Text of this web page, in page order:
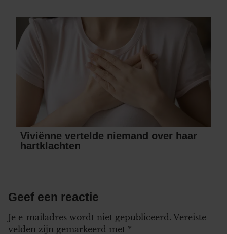
Viviënne vertelde niemand over haar
hartklachten
Geef een reactie
Je e-mailadres wordt niet gepubliceerd. Vereiste
velden zijn gemarkeerd met *